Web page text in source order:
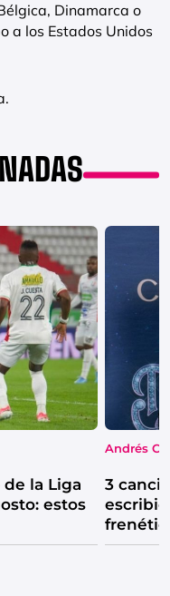
Dinamarca o
a los Estados Unidos
la Liga
estos
Andrés
3